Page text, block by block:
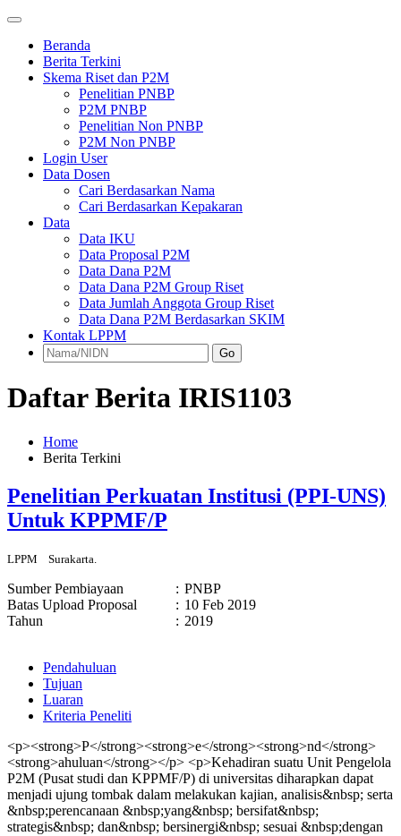
Beranda
Berita Terkini
Skema Riset dan P2M
Penelitian PNBP
P2M PNBP
Penelitian Non PNBP
P2M Non PNBP
Login User
Data Dosen
Cari Berdasarkan Nama
Cari Berdasarkan Kepakaran
Data
Data IKU
Data Proposal P2M
Data Dana P2M
Data Dana P2M Group Riset
Data Jumlah Anggota Group Riset
Data Dana P2M Berdasarkan SKIM
Kontak LPPM
Go
Daftar Berita IRIS1103
Home
Berita Terkini
Penelitian Perkuatan Institusi (PPI-UNS)
Untuk KPPMF/P
LPPM Surakarta.
Sumber Pembiayaan : PNBP
Batas Upload Proposal
: 10 Feb 2019
Tahun
: 2019
Pendahuluan
Tujuan
Luaran
Kriteria Peneliti
<p><strong>P</strong><strong>e</strong><strong>nd</strong>
<strong>ahuluan</strong></p> <p>Kehadiran suatu Unit Pengelola
P2M (Pusat studi dan KPPMF/P) di universitas diharapkan dapat
menjadi ujung tombak dalam melakukan kajian, analisis&nbsp; serta
&nbsp;perencanaan &nbsp;yang&nbsp; bersifat&nbsp;
strategis&nbsp; dan&nbsp; bersinergi&nbsp; sesuai &nbsp;dengan